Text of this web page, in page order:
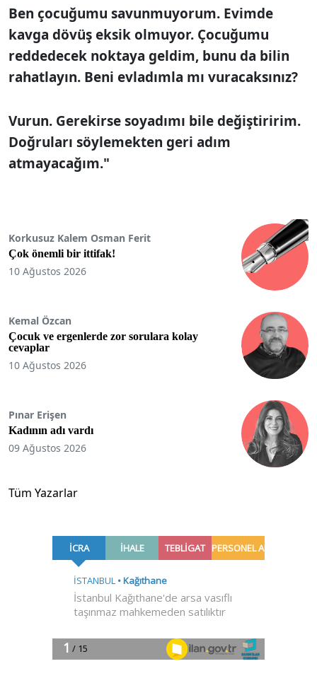
Ben çocuğumu savunmuyorum. Evimde
kavga dövüş eksik olmuyor. Çocuğumu
reddedecek noktaya geldim, bunu da bilin
rahatlayın. Beni evladımla mı vuracaksınız?
Vurun. Gerekirse soyadımı bile değiştiririm.
Doğruları söylemekten geri adım
atmayacağım."
Korkusuz Kalem Osman Ferit
Çok önemli bir ittifak!
10 Ağustos 2026
Kemal Özcan
Çocuk ve ergenlerde zor sorulara kolay
cevaplar
10 Ağustos 2026
Pınar Erişen
Kadının adı vardı
09 Ağustos 2026
Tüm Yazarlar